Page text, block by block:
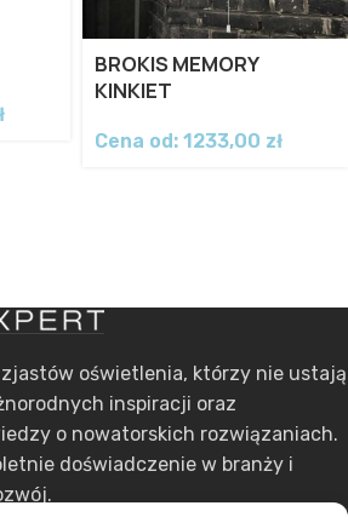
BROKIS MEMORY
KINKIET
Cena od: 1233,00 zł
oświetlenia, którzy nie ustają
inspiracji oraz
o nowatorskich rozwiązaniach.
doświadczenie w branży i